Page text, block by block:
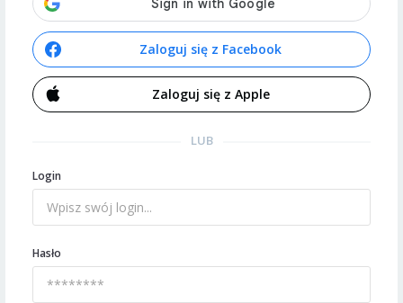
Zaloguj się z Facebook
Zaloguj się z Apple
LUB
Login
Hasło